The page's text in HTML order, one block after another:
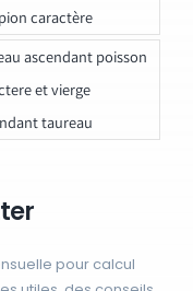
caractère
ascendant poisson
et vierge
taureau
pour calcul